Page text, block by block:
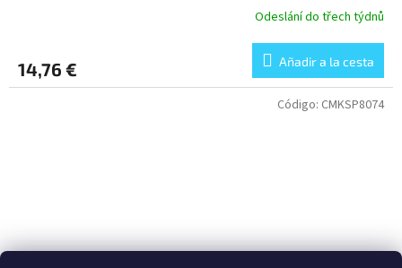
Odeslání do třech týdnů
14,76 € Añadir a la cesta
Código: CMKSP8074